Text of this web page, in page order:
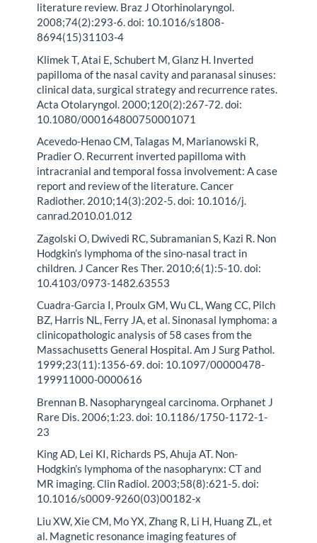
literature review. Braz J Otorhinolaryngol.
2008;74(2):293-6. doi: 10.1016/s1808-
8694(15)31103-4
Klimek T, Atai E, Schubert M, Glanz H. Inverted
papilloma of the nasal cavity and paranasal sinuses:
clinical data, surgical strategy and recurrence rates.
Acta Otolaryngol. 2000;120(2):267-72. doi:
10.1080/000164800750001071
Acevedo-Henao CM, Talagas M, Marianowski R,
Pradier O. Recurrent inverted papilloma with
intracranial and temporal fossa involvement: A case
report and review of the literature. Cancer
Radiother. 2010;14(3):202-5. doi: 10.1016/j.
canrad.2010.01.012
Zagolski O, Dwivedi RC, Subramanian S, Kazi R. Non
Hodgkin’s lymphoma of the sino-nasal tract in
children. J Cancer Res Ther. 2010;6(1):5-10. doi:
10.4103/0973-1482.63553
Cuadra-Garcia I, Proulx GM, Wu CL, Wang CC, Pilch
BZ, Harris NL, Ferry JA, et al. Sinonasal lymphoma: a
clinicopathologic analysis of 58 cases from the
Massachusetts General Hospital. Am J Surg Pathol.
1999;23(11):1356-69. doi: 10.1097/00000478-
199911000-0000616
Brennan B. Nasopharyngeal carcinoma. Orphanet J
Rare Dis. 2006;1:23. doi: 10.1186/1750-1172-1-
23
King AD, Lei KI, Richards PS, Ahuja AT. Non-
Hodgkin’s lymphoma of the nasopharynx: CT and
MR imaging. Clin Radiol. 2003;58(8):621-5. doi:
10.1016/s0009-9260(03)00182-x
Liu XW, Xie CM, Mo YX, Zhang R, Li H, Huang ZL, et
al. Magnetic resonance imaging features of